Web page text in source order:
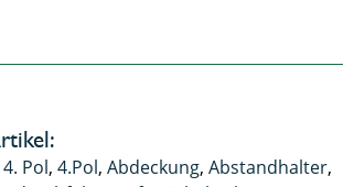
4. Pol,4.Pol,Abdeckung,Abstandhalter,